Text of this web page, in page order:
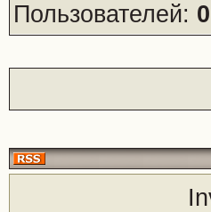
Пользователей: 0